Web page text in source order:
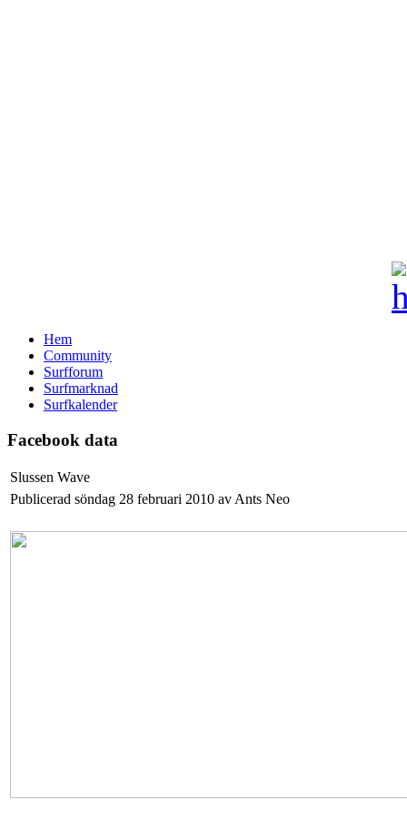
Hem
Community
Surfforum
Surfmarknad
Surfkalender
Facebook data
Slussen Wave
Publicerad söndag 28 februari 2010 av Ants Neo